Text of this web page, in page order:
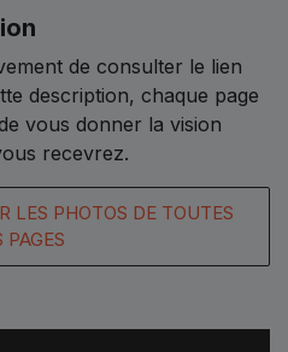
de consulter le lien
description, chaque page
vous donner la vision
recevrez.
LES PHOTOS DE TOUTES
PAGES